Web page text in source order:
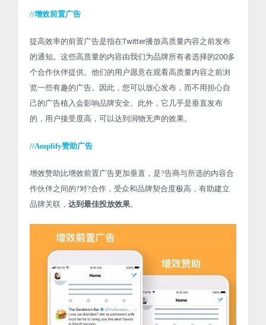
//增效前置广告
提高效率的前置广告是指在Twitter播放高质量内容之前发布
的通知。这些高质量的内容由我们为品牌所有者选择的200多
个合作伙伴提供。他们的用户愿意在观看高质量内容之前浏
览一些有趣的广告。因此，您可以放心发布，而不用担心自
己的广告植入会影响品牌安全。此外，它几乎是垂直发布
的，用户接受度高，可以达到润物无声的效果。
//Amplify赞助广告
增效赞助比增效前置广告更加垂直，是?告商与所选的内容合
作伙伴之间的?对?合作，受众和品牌契合度极高，有助建立
品牌关联， 达到最佳投放效果。